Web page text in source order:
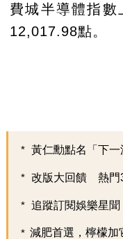
費城半導體指數
12,017.98點。
黃仁勳點名「下
改版大回饋 熱門
追蹤訂閱娛樂星
減肥首選，檸檬加